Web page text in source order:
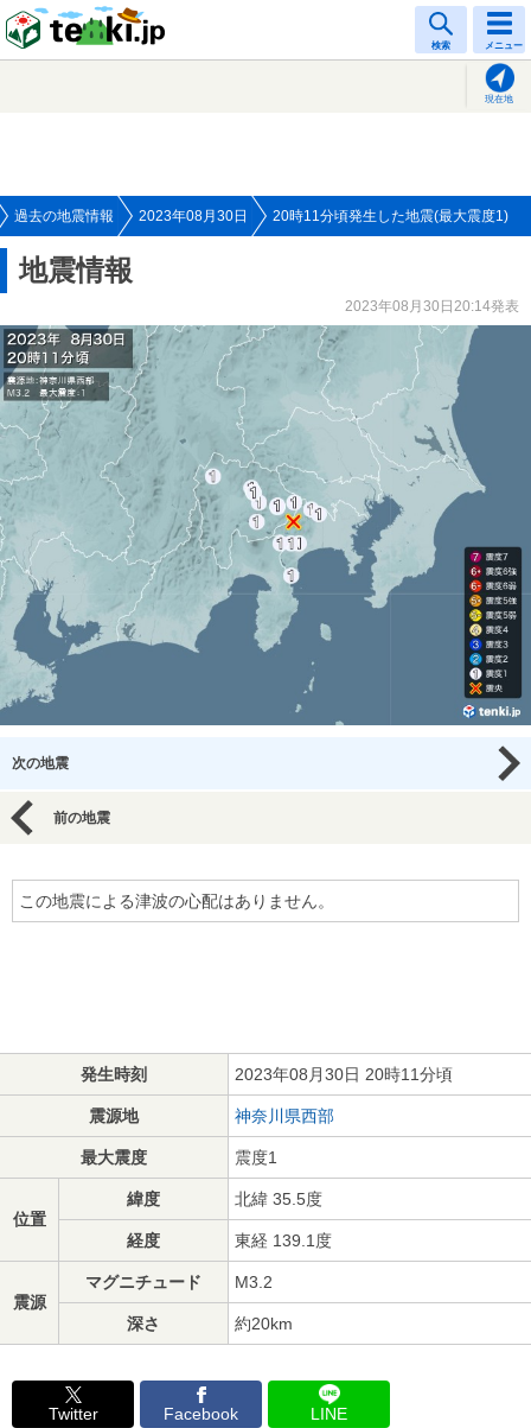
検索 メニュー
現在地
過去の地震情報 2023年08月30日 20時11分頃発生した地震(最大震度1)
地震情報
2023年08月30日20:14発表
次の地震
前の地震
この地震による津波の心配はありません。
発生時刻 2023年08月30日 20時11分頃
震源地 神奈川県西部
最大震度 震度1
位置
緯度 北緯 35.5度
経度 東経 139.1度
震源
マグニチュード M3.2
深さ 約20km
Twitter Facebook LINE